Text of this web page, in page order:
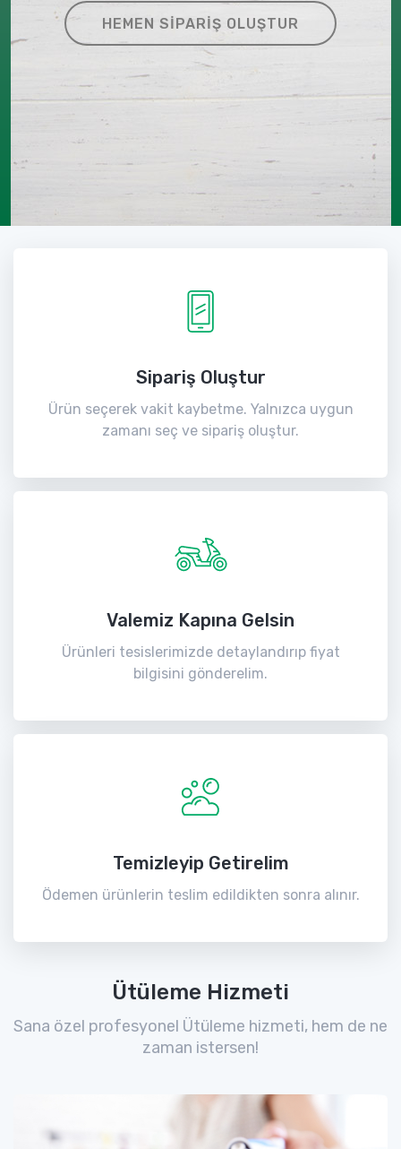
HEMEN SIPARIŞ OLUŞTUR
Sipariş Oluştur
Ürün seçerek vakit kaybetme. Yalnızca uygun
zamanı seç ve sipariş oluştur.
Valemiz Kapına Gelsin
Ürünleri tesislerimizde detaylandırıp fiyat
bilgisini gönderelim.
Temizleyip Getirelim
Ödemen ürünlerin teslim edildikten sonra alınır.
Ütüleme Hizmeti
Sana özel profesyonel Ütüleme hizmeti, hem de ne
zaman istersen!